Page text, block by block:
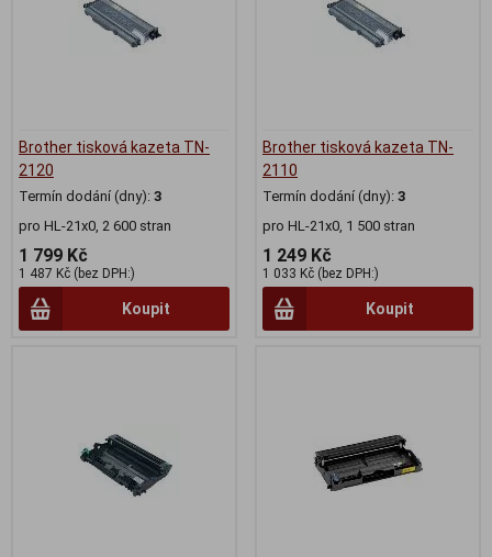
Brother tisková kazeta TN-
2120
Termín dodání (dny): 3
pro HL-21x0, 2 600 stran
1 799 Kč
1 487 Kč (bez DPH:)
Koupit
Brother tisková kazeta TN-
2110
Termín dodání (dny): 3
pro HL-21x0, 1 500 stran
1 249 Kč
1 033 Kč (bez DPH:)
Koupit